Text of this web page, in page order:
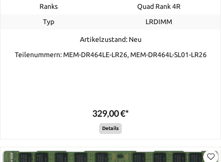
Ranks
Quad Rank 4R
Typ
LRDIMM
Artikelzustand: Neu
Teilenummern: MEM-DR464LE-LR26, MEM-DR464L-SL01-LR26
329,00 €*
Details